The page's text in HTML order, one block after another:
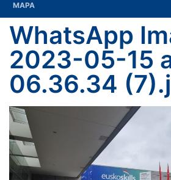
MAPA
WhatsApp
2023-05-15
06.36.34